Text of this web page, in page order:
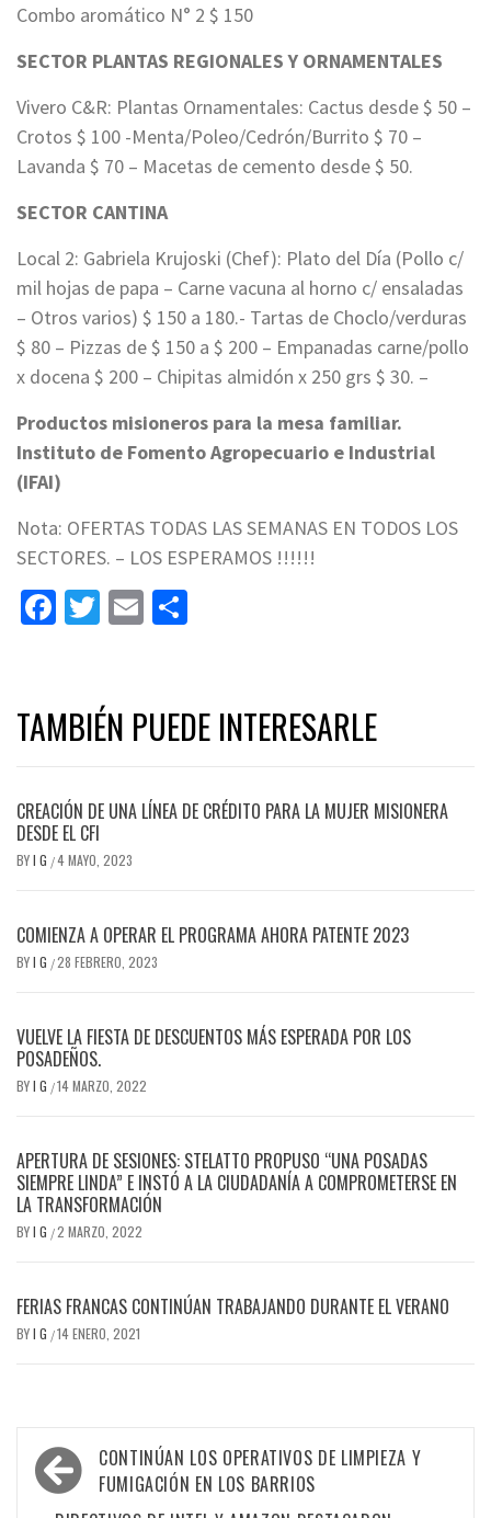
Combo aromático N° 2 $ 150
SECTOR PLANTAS REGIONALES Y ORNAMENTALES
Vivero C&R: Plantas Ornamentales: Cactus desde $ 50 –
Crotos $ 100 -Menta/Poleo/Cedrón/Burrito $ 70 –
Lavanda $ 70 – Macetas de cemento desde $ 50.
SECTOR CANTINA
Local 2: Gabriela Krujoski (Chef): Plato del Día (Pollo c/
mil hojas de papa – Carne vacuna al horno c/ ensaladas
– Otros varios) $ 150 a 180.- Tartas de Choclo/verduras
$ 80 – Pizzas de $ 150 a $ 200 – Empanadas carne/pollo
x docena $ 200 – Chipitas almidón x 250 grs $ 30. –
Productos misioneros para la mesa familiar.
Instituto de Fomento Agropecuario e Industrial
(IFAI)
Nota: OFERTAS TODAS LAS SEMANAS EN TODOS LOS
SECTORES. – LOS ESPERAMOS !!!!!!
Facebook
Twitter
Email
TAMBIÉN PUEDE INTERESARLE
CREACIÓN DE UNA LÍNEA DE CRÉDITO PARA LA MUJER MISIONERA
DESDE EL CFI
BYI G /4 MAYO, 2023
COMIENZA A OPERAR EL PROGRAMA AHORA PATENTE 2023
BYI G /28 FEBRERO, 2023
VUELVE LA FIESTA DE DESCUENTOS MÁS ESPERADA POR LOS
POSADEÑOS.
BYI G /14 MARZO, 2022
APERTURA DE SESIONES: STELATTO PROPUSO “UNA POSADAS
SIEMPRE LINDA” E INSTÓ A LA CIUDADANÍA A COMPROMETERSE EN
LA TRANSFORMACIÓN
BYI G /2 MARZO, 2022
FERIAS FRANCAS CONTINÚAN TRABAJANDO DURANTE EL VERANO
BYI G /14 ENERO, 2021
Navegación
de
CONTINÚAN LOS OPERATIVOS DE LIMPIEZA Y
FUMIGACIÓN EN LOS BARRIOS